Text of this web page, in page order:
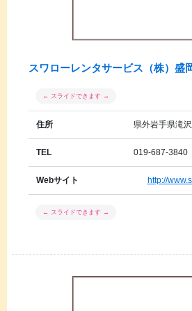
スワローレンタサービス（株）盛
住所 県外岩手県滝
TEL 019-687-3840
Webサイト http://